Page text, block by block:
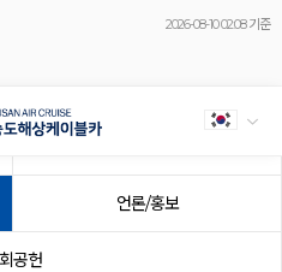
2026-08-10 02:08 기준
언론/홍보
공헌